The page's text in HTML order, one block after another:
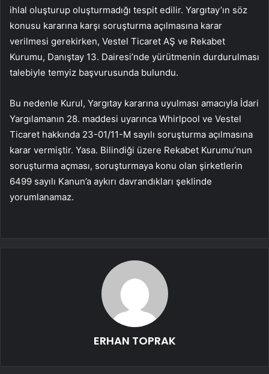
ihlal oluşturup oluşturmadığı tespit edilir. Yargıtay’ın söz
konusu kararına karşı soruşturma açılmasına karar
verilmesi gerekirken, Vestel Ticaret AŞ ve Rekabet
Kurumu, Danıştay 13. Dairesi’nde yürütmenin durdurulması
talebiyle temyiz başvurusunda bulundu.
Bu nedenle Kurul, Yargıtay kararına uyulması amacıyla İdari
Yargılamanın 28. maddesi uyarınca Whirlpool ve Vestel
Ticaret hakkında 23-01/11-M sayılı soruşturma açılmasına
karar vermiştir. Yasa. Bilindiği üzere Rekabet Kurumu’nun
soruşturma açması, soruşturmaya konu olan şirketlerin
6499 sayılı Kanun’a aykırı davrandıkları şeklinde
yorumlanamaz.
ERHAN TOPRAK